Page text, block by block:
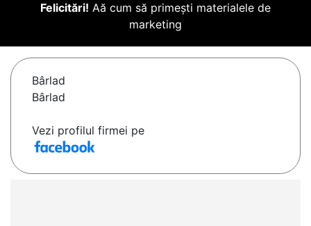
Felicitări! Aă cum să primești materialele de
marketing
Bârlad
Bârlad
Vezi profilul firmei pe